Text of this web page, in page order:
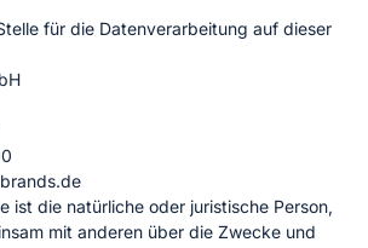
für die Datenverarbeitung auf dieser
ist die natürliche oder juristische Person,
mit anderen über die Zwecke und